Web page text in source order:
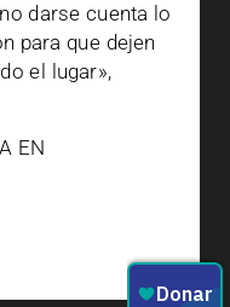
darse cuenta lo
para que dejen
el lugar»,
EN